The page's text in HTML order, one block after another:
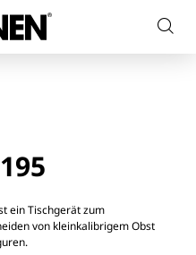
ein Tischgerät zum
von kleinkalibrigem Obst